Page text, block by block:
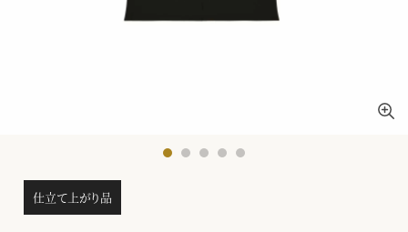
仕立て上がり品